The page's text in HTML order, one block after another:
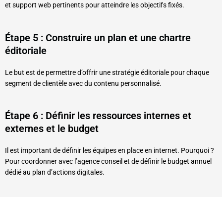
et support web pertinents pour atteindre les objectifs fixés.
Étape 5 : Construire un plan et une chartre
éditoriale
Le but est de permettre d’offrir une stratégie éditoriale pour chaque
segment de clientèle avec du contenu personnalisé.
Étape 6 : Définir les ressources internes et
externes et le budget
Il est important de définir les équipes en place en internet. Pourquoi ?
Pour coordonner avec l’agence conseil et de définir le budget annuel
dédié au plan d’actions digitales.